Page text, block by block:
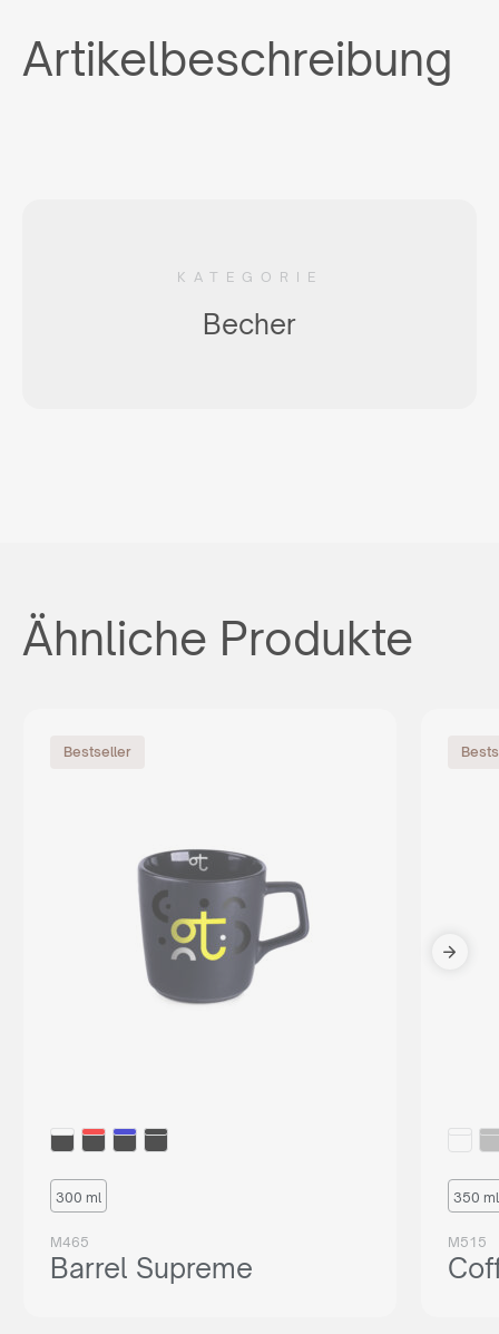
Artikelbeschreibung
KATEGORIE
Becher
Ähnliche Produkte
Bestseller
300 ml
M465
Barrel Supreme
350 ml
M515